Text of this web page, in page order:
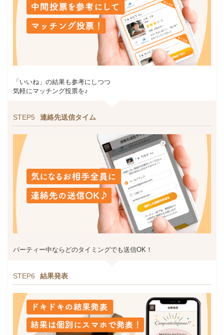
「いいね」の結果も参考にしつつ
気軽にマッチング投票を♪
STEP5 連絡先送信タイム
パーティー中ならどのタイミングでも送信OK！
STEP6 結果発表